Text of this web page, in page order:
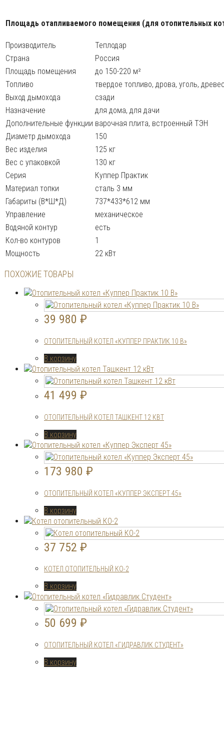
Площадь отапливаемого помещения (для отопительных
Производитель
Теплодар
Страна
Россия
Площадь помещения
до 150-220 м²
Топливо
твердое топливо, дрова, уголь,
Выход дымохода
сзади
Назначение
для дома, для дачи
Дополнительные функции варочная плита, встроенный ТЭН
Диаметр дымохода
150
Вес изделия
125 кг
Вес с упаковкой
130 кг
Серия
Куппер Практик
Материал топки
сталь 3 мм
Габариты (В*Ш*Д)
737*433*612 мм
Управление
механическое
Водяной контур
есть
Кол-во контуров
1
Мощность
22 кВт
ПОХОЖИЕ ТОВАРЫ
39 980 ₽
ОТОПИТЕЛЬНЫЙ КОТЕЛ «КУППЕР ПРАКТИК 10 В»
В корзину
41 499 ₽
ОТОПИТЕЛЬНЫЙ КОТЕЛ ТАШКЕНТ 12 КВТ
В корзину
173 980 ₽
ОТОПИТЕЛЬНЫЙ КОТЕЛ «КУППЕР ЭКСПЕРТ 45»
В корзину
37 752 ₽
КОТЕЛ ОТОПИТЕЛЬНЫЙ КО-2
В корзину
50 699 ₽
ОТОПИТЕЛЬНЫЙ КОТЕЛ «ГИДРАВЛИК СТУДЕНТ»
В корзину